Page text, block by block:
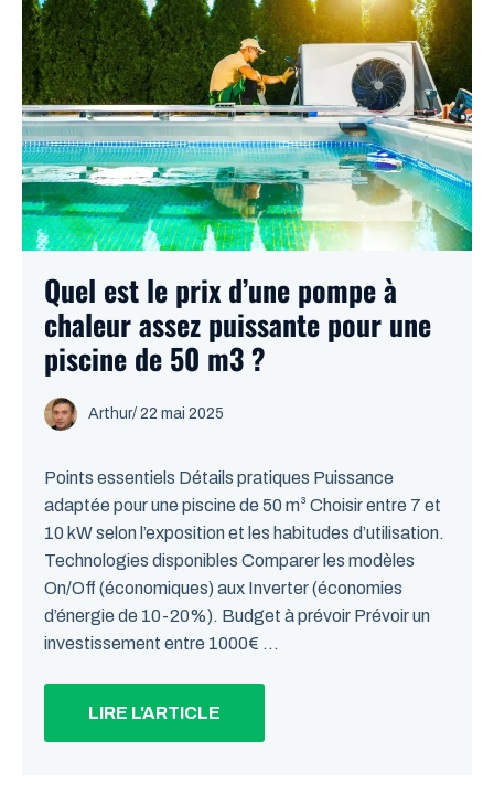
Quel est le prix d’une pompe à
chaleur assez puissante pour une
piscine de 50 m3 ?
Arthur/ 22 mai 2025
Points essentiels Détails pratiques Puissance
adaptée pour une piscine de 50 m³ Choisir entre 7 et
10 kW selon l’exposition et les habitudes d’utilisation.
Technologies disponibles Comparer les modèles
On/Off (économiques) aux Inverter (économies
d’énergie de 10-20%). Budget à prévoir Prévoir un
investissement entre 1000€ ...
LIRE L'ARTICLE